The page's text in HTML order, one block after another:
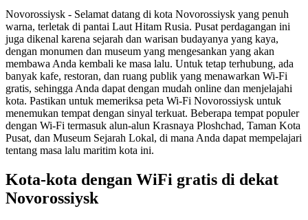
Novorossiysk - Selamat datang di kota Novorossiysk yang penuh
warna, terletak di pantai Laut Hitam Rusia. Pusat perdagangan ini
juga dikenal karena sejarah dan warisan budayanya yang kaya,
dengan monumen dan museum yang mengesankan yang akan
membawa Anda kembali ke masa lalu. Untuk tetap terhubung, ada
banyak kafe, restoran, dan ruang publik yang menawarkan Wi-Fi
gratis, sehingga Anda dapat dengan mudah online dan menjelajahi
kota. Pastikan untuk memeriksa peta Wi-Fi Novorossiysk untuk
menemukan tempat dengan sinyal terkuat. Beberapa tempat populer
dengan Wi-Fi termasuk alun-alun Krasnaya Ploshchad, Taman Kota
Pusat, dan Museum Sejarah Lokal, di mana Anda dapat mempelajari
tentang masa lalu maritim kota ini.
Kota-kota dengan WiFi gratis di dekat
Novorossiysk